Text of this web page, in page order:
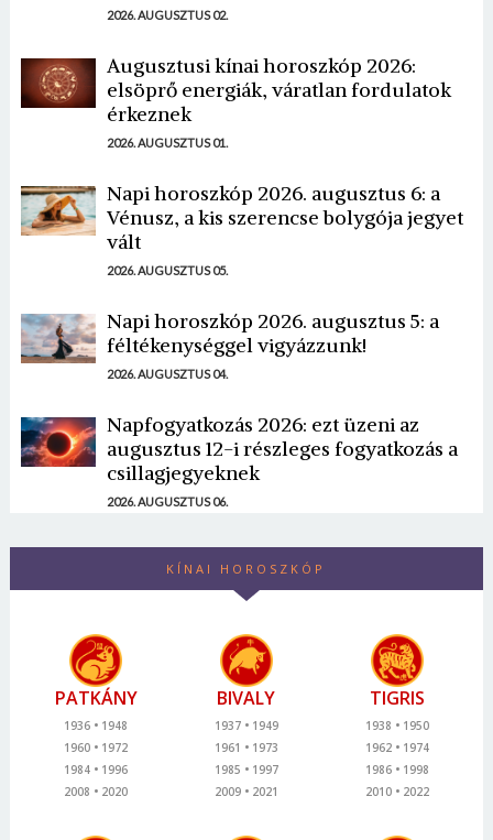
2026. AUGUSZTUS 02.
Augusztusi kínai horoszkóp 2026:
elsöprő energiák, váratlan fordulatok
érkeznek
2026. AUGUSZTUS 01.
Napi horoszkóp 2026. augusztus 6: a
Vénusz, a kis szerencse bolygója jegyet
vált
2026. AUGUSZTUS 05.
Napi horoszkóp 2026. augusztus 5: a
féltékenységgel vigyázzunk!
2026. AUGUSZTUS 04.
Napfogyatkozás 2026: ezt üzeni az
augusztus 12-i részleges fogyatkozás a
csillagjegyeknek
2026. AUGUSZTUS 06.
KÍNAI HOROSZKÓP
PATKÁNY
1936
1948
1960
1972
1984
1996
2008
2020
BIVALY
1937
1949
1961
1973
1985
1997
2009
2021
TIGRIS
1938
1950
1962
1974
1986
1998
2010
2022